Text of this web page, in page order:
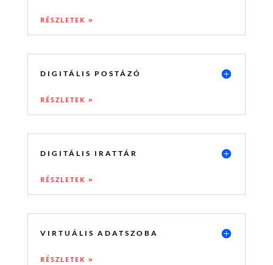
RÉSZLETEK »
DIGITÁLIS POSTÁZÓ
RÉSZLETEK »
DIGITÁLIS IRATTÁR
RÉSZLETEK »
VIRTUÁLIS ADATSZOBA
RÉSZLETEK »